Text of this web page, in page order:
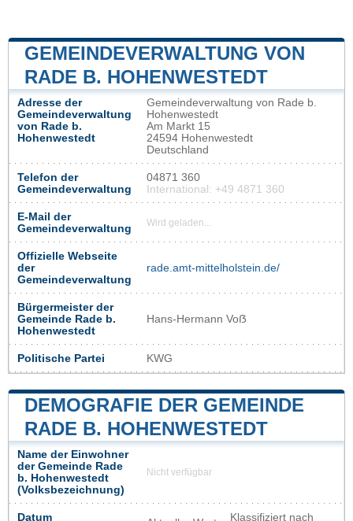
GEMEINDEVERWALTUNG VON
RADE B. HOHENWESTEDT
Adresse der
Gemeindeverwaltung
von Rade b.
Hohenwestedt
Gemeindeverwaltung von Rade b.
Hohenwestedt
Am Markt 15
24594 Hohenwestedt
Deutschland
Telefon der
Gemeindeverwaltung
04871 360
International: +49 4871 360
E-Mail der
Gemeindeverwaltung
Wird geladen...
Offizielle Webseite
der
Gemeindeverwaltung
rade.amt-mittelholstein.de/
Bürgermeister der
Gemeinde Rade b.
Hohenwestedt
Hans-Hermann Voẞ
Politische Partei KWG
DEMOGRAFIE DER GEMEINDE
RADE B. HOHENWESTEDT
Name der Einwohner
der Gemeinde Rade
b. Hohenwestedt
(Volksbezeichnung)
Nicht verfügbar
Datum
Klassifiziert nach